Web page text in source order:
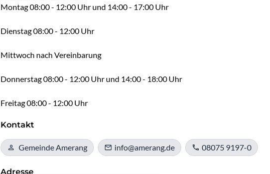
Montag 08:00 - 12:00 Uhr und 14:00 - 17:00 Uhr
Dienstag 08:00 - 12:00 Uhr
Mittwoch nach Vereinbarung
Donnerstag 08:00 - 12:00 Uhr und 14:00 - 18:00 Uhr
Freitag 08:00 - 12:00 Uhr
Kontakt
Gemeinde Amerang info@amerang.de 08075 9197-0
Adresse